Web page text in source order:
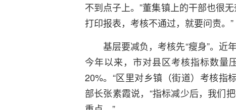
不到点子上。”董集镇上的干部也很
打印报表，考核不通过，就要问责。”
基层要减负，考核先“瘦身”。近
今年以来，市对县区考核指标数量
20%。“区里对乡镇（街道）考核指
部长张素霞说，“指标减少后，我们